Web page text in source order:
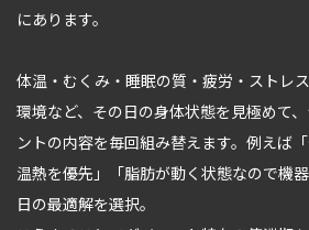
にあります。
体温・むくみ・睡眠の質・疲労・ストレ
環境など、その日の身体状態を見極めて
ントの内容を毎回組み替えます。例えば
温熱を優先」「脂肪が動く状態なので機
日の最適解を選択。